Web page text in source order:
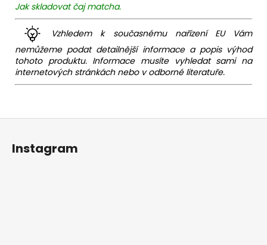
Jak skladovat čaj matcha.
Vzhledem k současnému nařízení EU Vám
nemůžeme podat detailnější informace a popis výhod
tohoto produktu. Informace musíte vyhledat sami na
internetových stránkách nebo v odborné literatuře.
Instagram